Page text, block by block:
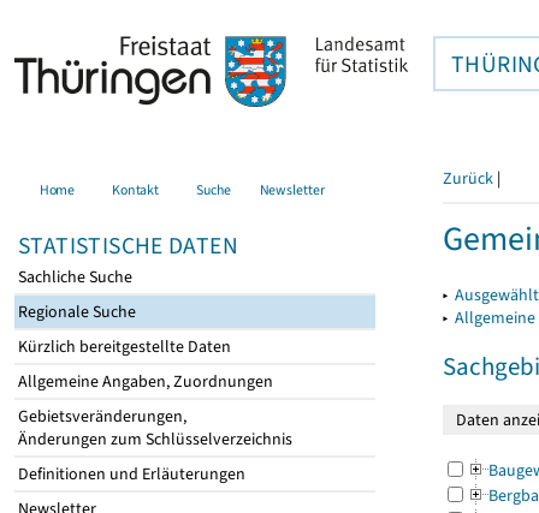
Home Kontakt Suche Newsletter
STATISTISCHE DATEN
Sachliche Suche
Regionale Suche
Kürzlich bereitgestellte Daten
Allgemeine Angaben, Zuordnungen
Gebietsveränderungen,
Änderungen zum Schlüsselverzeichnis
Definitionen und Erläuterungen
Zurück |
▸
▸